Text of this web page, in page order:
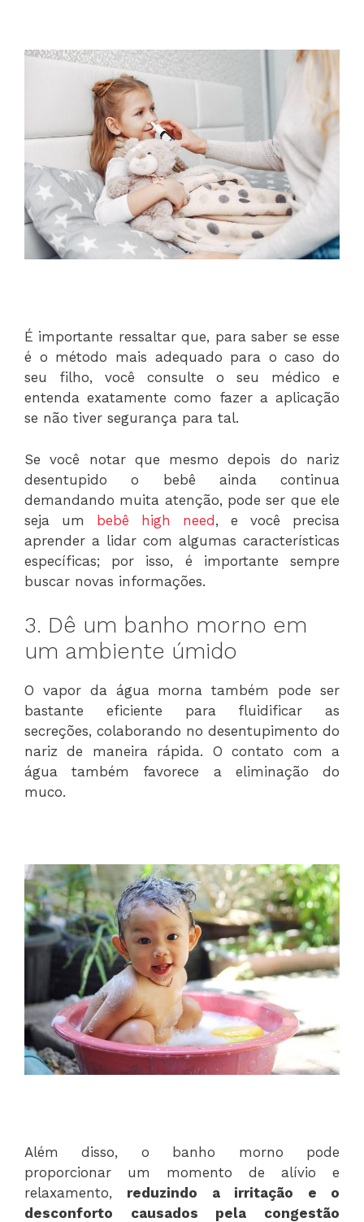
É importante ressaltar que, para saber se esse
é o método mais adequado para o caso do
seu filho, você consulte o seu médico e
entenda exatamente como fazer a aplicação
se não tiver segurança para tal.
Se você notar que mesmo depois do nariz
desentupido o bebê ainda continua
demandando muita atenção, pode ser que ele
seja um bebê high need, e você precisa
aprender a lidar com algumas características
específicas; por isso, é importante sempre
buscar novas informações.
3. Dê um banho morno em
um ambiente úmido
O vapor da água morna também pode ser
bastante eficiente para fluidificar as
secreções, colaborando no desentupimento do
nariz de maneira rápida. O contato com a
água também favorece a eliminação do
muco.
Além disso, o banho morno pode
proporcionar um momento de alívio e
relaxamento, reduzindo a irritação e o
desconforto causados pela congestão